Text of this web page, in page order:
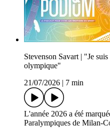
Stevenson Savart | "Je
olympique"
21/07/2026
7 min
L'année 2026 a été
Paralympiques de Milan-